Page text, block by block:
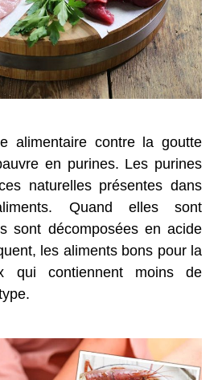
alimentaire contre la goutte
en purines. Les purines
naturelles présentes dans
Quand elles sont
sont décomposées en acide
les aliments bons pour la
qui contiennent moins de